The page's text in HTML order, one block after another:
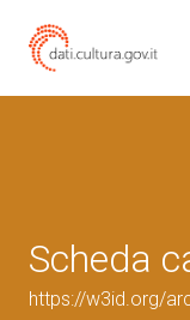
Scheda
https://w3id.org/